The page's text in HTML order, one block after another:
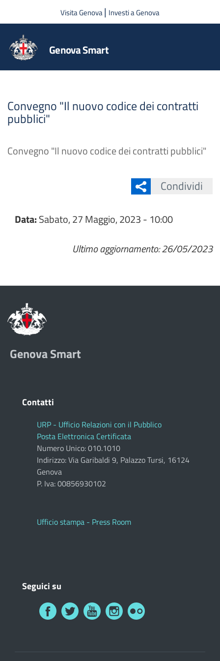
Salta al contenuto principale
Visita Genova| Investi a Genova
Genova Smart
Convegno "Il nuovo codice dei contratti
pubblici"
Convegno "Il nuovo codice dei contratti pubblici"
Condividi
Data:Sabato, 27 Maggio, 2023 - 10:00
Ultimo aggiornamento: 26/05/2023
Genova Smart
Contatti
URP - Ufficio Relazioni con il Pubblico
Posta Elettronica Certificata
Numero Unico: 010.1010
Indirizzo: Via Garibaldi 9, Palazzo Tursi, 16124
Genova
P. Iva: 00856930102
Ufficio stampa - Press Room
Seguici su